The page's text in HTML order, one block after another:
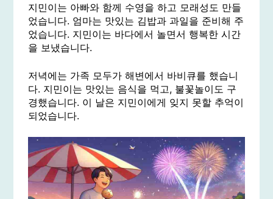
지민이는 아빠와 함께 수영을 하고 모래성도 만들
었습니다. 엄마는 맛있는 김밥과 과일을 준비해 주
었습니다. 지민이는 바다에서 놀면서 행복한 시간
을 보냈습니다.
저녁에는 가족 모두가 해변에서 바비큐를 했습니
다. 지민이는 맛있는 음식을 먹고, 불꽃놀이도 구
경했습니다. 이 날은 지민이에게 잊지 못할 추억이
되었습니다.